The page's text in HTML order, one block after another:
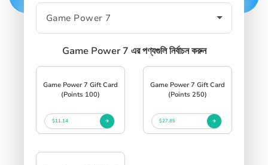
Game Power 7 এর পণ্যগুলি নির্বাচন করুন
Game Power 7 Gift Card
(Points 100)
$11.14
Game Power 7 Gift Card
(Points 250)
$27.85